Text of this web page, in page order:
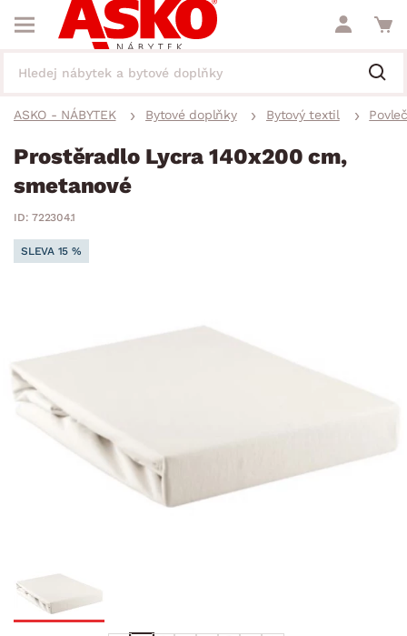
ASKO - NÁBYTEK Bytové doplňky Bytový textil
Prostěradlo Lycra 140x200 cm,
smetanové
ID: 722304.1
SLEVA 15 %